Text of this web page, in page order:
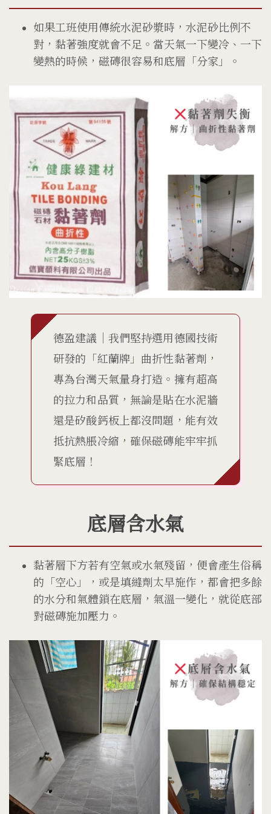
如果工班使用傳統水泥砂漿時，水泥砂比例不
對，黏著強度就會不足。當天氣一下變冷、一下
變熱的時候，磁磚很容易和底層「分家」。
德盈建議｜我們堅持選用德國技術
研發的「紅蘭牌」曲折性黏著劑，
專為台灣天氣量身打造。擁有超高
的拉力和品質，無論是貼在水泥牆
還是矽酸鈣板上都沒問題，能有效
抵抗熱脹冷縮，確保磁磚能牢牢抓
緊底層！
底層含水氣
黏著層下方若有空氣或水氣殘留，便會產生俗稱
的「空心」，或是填縫劑太早施作，都會把多餘
的水分和氣體鎖在底層，氣溫一變化，就從底部
對磁磚施加壓力。